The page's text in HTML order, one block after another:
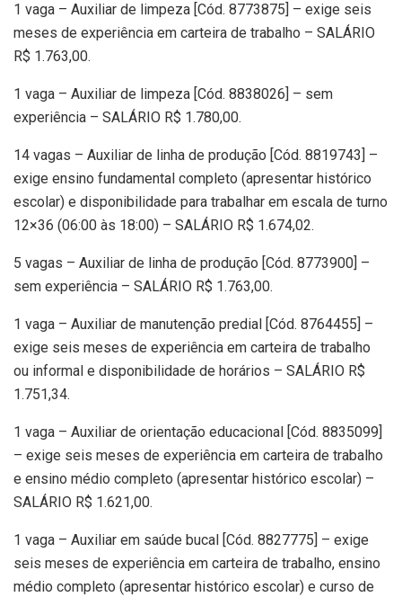
1 vaga – Auxiliar de limpeza [Cód. 8773875] – exige seis
meses de experiência em carteira de trabalho – SALÁRIO
R$ 1.763,00.
1 vaga – Auxiliar de limpeza [Cód. 8838026] – sem
experiência – SALÁRIO R$ 1.780,00.
14 vagas – Auxiliar de linha de produção [Cód. 8819743] –
exige ensino fundamental completo (apresentar histórico
escolar) e disponibilidade para trabalhar em escala de turno
12×36 (06:00 às 18:00) – SALÁRIO R$ 1.674,02.
5 vagas – Auxiliar de linha de produção [Cód. 8773900] –
sem experiência – SALÁRIO R$ 1.763,00.
1 vaga – Auxiliar de manutenção predial [Cód. 8764455] –
exige seis meses de experiência em carteira de trabalho
ou informal e disponibilidade de horários – SALÁRIO R$
1.751,34.
1 vaga – Auxiliar de orientação educacional [Cód. 8835099]
– exige seis meses de experiência em carteira de trabalho
e ensino médio completo (apresentar histórico escolar) –
SALÁRIO R$ 1.621,00.
1 vaga – Auxiliar em saúde bucal [Cód. 8827775] – exige
seis meses de experiência em carteira de trabalho, ensino
médio completo (apresentar histórico escolar) e curso de